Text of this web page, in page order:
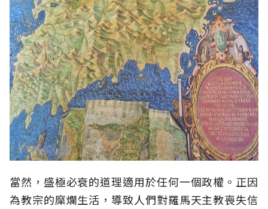
當然，盛極必衰的道理適用於任何一個政權。正因
為教宗的糜爛生活，導致人們對羅馬天主教喪失信